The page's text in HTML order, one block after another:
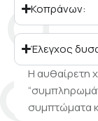
Κοπράνων:
Έλεγχος
Η αυθαίρετη
συμπτώματα